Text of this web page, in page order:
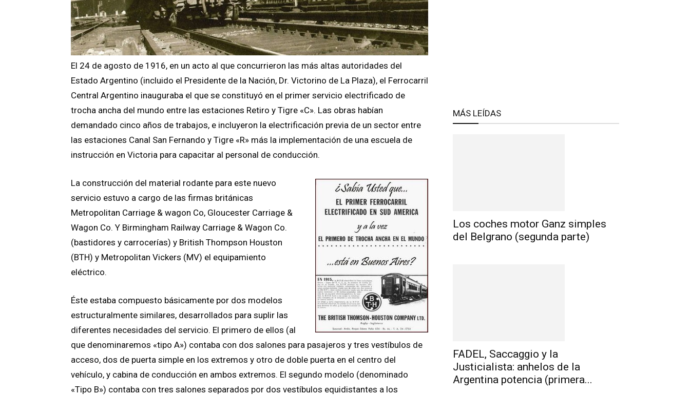
El 24 de agosto de 1916, en un acto al que concurrieron las más altas autoridades del
Estado Argentino (incluido el Presidente de la Nación, Dr. Victorino de La Plaza), el Ferrocarril
Central Argentino inauguraba el que se constituyó en el primer servicio electrificado de
trocha ancha del mundo entre las estaciones Retiro y Tigre «C». Las obras habían
demandado cinco años de trabajos, e incluyeron la electrificación previa de un sector entre
las estaciones Canal San Fernando y Tigre «R» más la implementación de una escuela de
instrucción en Victoria para capacitar al personal de conducción.
La construcción del material rodante para este nuevo
servicio estuvo a cargo de las firmas británicas
Metropolitan Carriage & wagon Co, Gloucester Carriage &
Wagon Co. Y Birmingham Railway Carriage & Wagon Co.
(bastidores y carrocerías) y British Thompson Houston
(BTH) y Metropolitan Vickers (MV) el equipamiento
eléctrico.
Éste estaba compuesto básicamente por dos modelos
estructuralmente similares, desarrollados para suplir las
diferentes necesidades del servicio. El primero de ellos (al
que denominaremos «tipo A») contaba con dos salones para pasajeros y tres vestíbulos de
acceso, dos de puerta simple en los extremos y otro de doble puerta en el centro del
vehículo, y cabina de conducción en ambos extremos. El segundo modelo (denominado
«Tipo B») contaba con tres salones separados por dos vestíbulos equidistantes a los
MÁS LEÍDAS
Los coches motor Ganz simples
del Belgrano (segunda parte)
FADEL, Saccaggio y la
Justicialista: anhelos de la
Argentina potencia (primera...